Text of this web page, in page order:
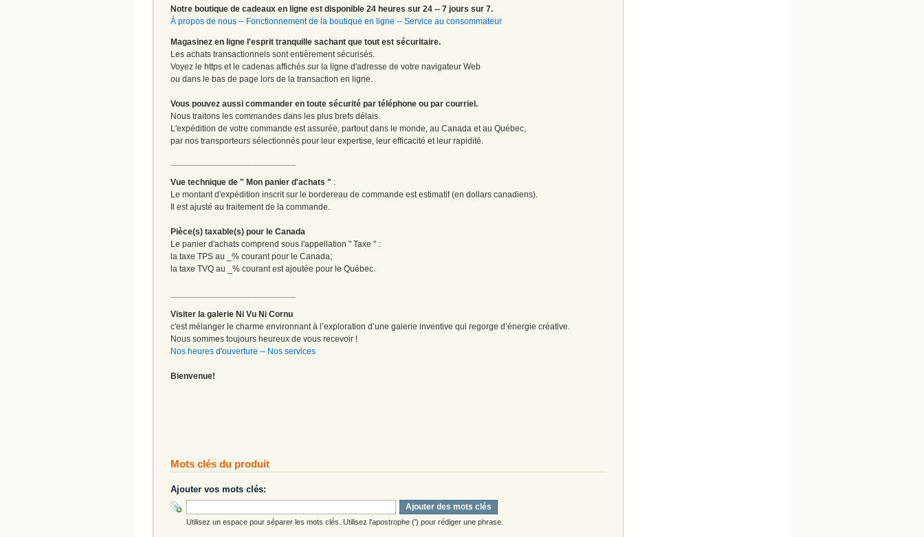
Notre boutique de cadeaux en ligne est disponible 24 heures sur 24 -- 7 jours sur 7.
À propos de nous -- Fonctionnement de la boutique en ligne -- Service au consommateur
Magasinez en ligne l'esprit tranquille sachant que tout est sécuritaire.
Les achats transactionnels sont entièrement sécurisés.
Voyez le https et le cadenas affichés sur la ligne d'adresse de votre navigateur Web
ou dans le bas de page lors de la transaction en ligne.
Vous pouvez aussi commander en toute sécurité par téléphone ou par courriel.
Nous traitons les commandes dans les plus brefs délais.
L'expédition de votre commande est assurée, partout dans le monde, au Canada et au Québec,
par nos transporteurs sélectionnés pour leur expertise, leur efficacité et leur rapidité.
Vue technique de " Mon panier d'achats " :
Le montant d'expédition inscrit sur le bordereau de commande est estimatif (en dollars canadiens).
Il est ajusté au traitement de la commande.
Pièce(s) taxable(s) pour le Canada
Le panier d'achats comprend sous l'appellation " Taxe " :
la taxe TPS au _% courant pour le Canada;
la taxe TVQ au _% courant est ajoutée pour le Québec.
Visiter la galerie Ni Vu Ni Cornu
c'est mélanger le charme environnant à l’exploration d’une galerie inventive qui regorge d’énergie créative.
Nous sommes toujours heureux de vous recevoir !
Nos heures d'ouverture -- Nos services
Bienvenue!
Mots clés du produit
Ajouter vos mots clés:
Ajouter des mots clés
Utilisez un espace pour séparer les mots clés. Utilisez l'apostrophe (') pour rédiger une phrase.